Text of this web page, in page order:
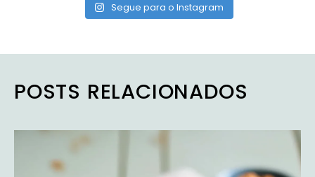
Segue para o Instagram
POSTS RELACIONADOS